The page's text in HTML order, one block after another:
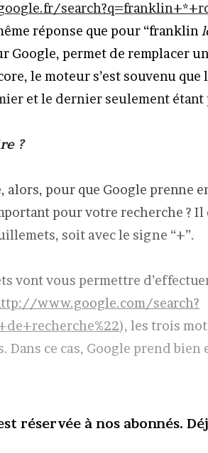
réponse que pour “franklin
Google, permet de remplacer
le moteur s’est souvenu
et le dernier seulement étant
?
alors, pour que Google prenne
pour votre recherche ?
soit avec le signe “+”.
vont vous permettre
www.google.com/search?
), les trois
Dans ce cas, Google prend
réservée à nos abonnés.